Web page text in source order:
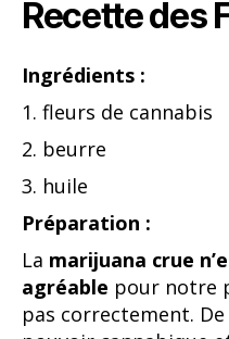
Recette des
Ingrédients :
1. fleurs de cannabis
2. beurre
3. huile
Préparation :
La marijuana crue
agréable pour notre
pas correctement. De